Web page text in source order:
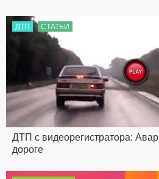
ДТП СТАТЬИ
ДТП с видеорегистратора:
дороге